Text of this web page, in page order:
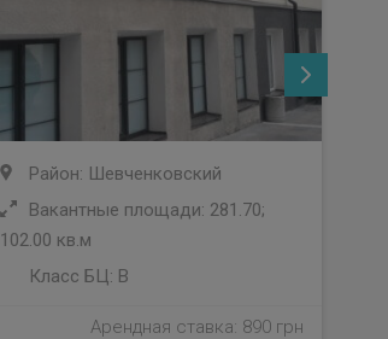
Район: Шевченковский
Вакантные площади: 281.70;
102.00 кв.м
Класс БЦ: B
Арендная ставка: 890 грн